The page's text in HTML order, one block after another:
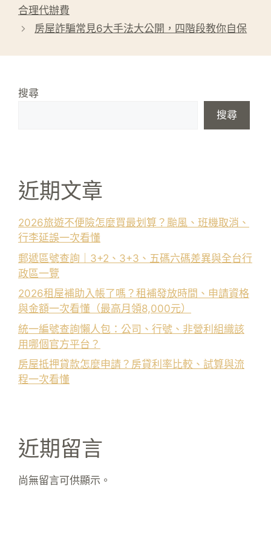
合理代辦費
房屋詐騙常見6大手法大公開，四階段教你自保
搜尋
搜尋
近期文章
2026旅遊不便險怎麼買最划算？颱風、班機取消、
行李延誤一次看懂
郵遞區號查詢｜3+2、3+3、五碼六碼差異與全台行
政區一覽
2026租屋補助入帳了嗎？租補發放時間、申請資格
與金額一次看懂（最高月領8,000元）
統一編號查詢懶人包：公司、行號、非營利組織該
用哪個官方平台？
房屋抵押貸款怎麼申請？房貸利率比較、試算與流
程一次看懂
近期留言
尚無留言可供顯示。